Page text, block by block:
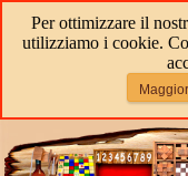
Per ottimizzare il
utilizziamo i cookie.